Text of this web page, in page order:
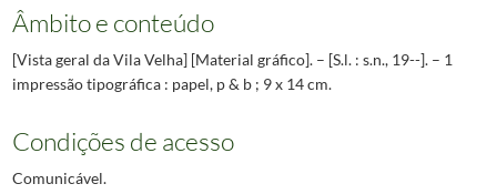
Âmbito e conteúdo
[Vista geral da Vila Velha] [Material gráfico]. – [S.l. : s.n., 19--]. – 1
impressão tipográfica : papel, p & b ; 9 x 14 cm.
Condições de acesso
Comunicável.